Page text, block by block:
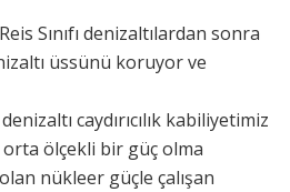
Sınıfı denizaltılardan sonra
üssünü koruyor ve
caydırıcılık kabiliyetimiz
ölçekli bir güç olma
nükleer güçle çalışan